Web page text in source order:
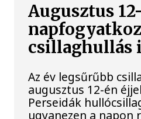
Augusztus
csillaghullás
Az év legsűrűbb
augusztus 12-én
Perseidák
ugyanezen a napon